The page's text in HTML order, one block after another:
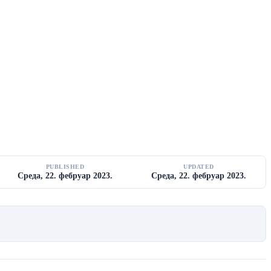
PUBLISHED
Cреда, 22. фебруар 2023.
UPDATED
Cреда, 22. фебруар 2023.